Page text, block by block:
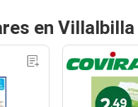
en Villalbilla